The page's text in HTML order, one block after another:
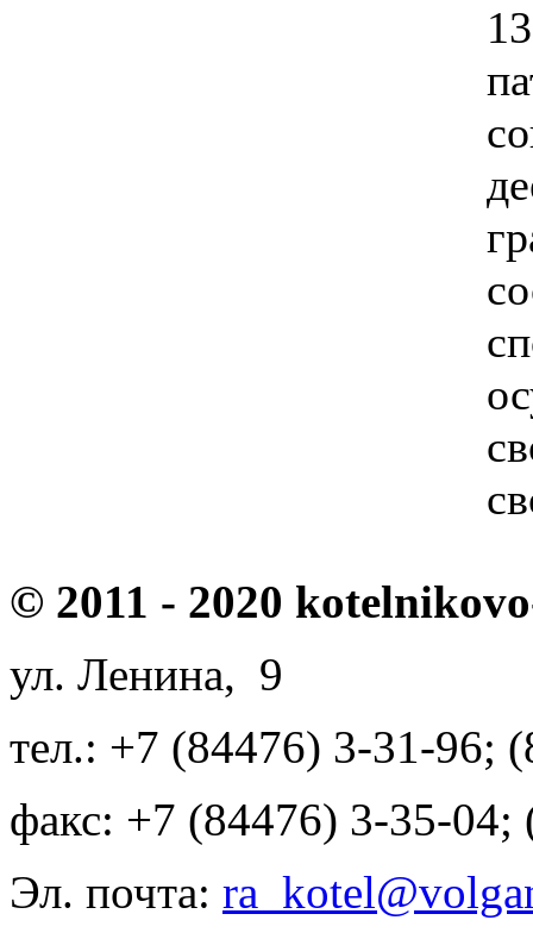
© 2011 - 2020
ул. Ленина, 9
тел.: +7 (84476) 3-31-96;
факс: +7 (84476) 3-35-04;
Эл. почта: